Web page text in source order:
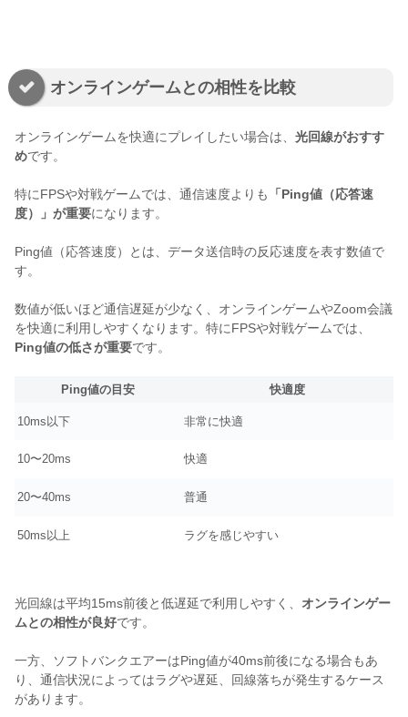
オンラインゲームとの相性を比較
オンラインゲームを快適にプレイしたい場合は、 光回線がおすす
めです。
特にFPSや対戦ゲームでは、通信速度よりも
「Ping値（応答速
度）」が重要になります。
Ping値（応答速度）とは、データ送信時の反応速度を表す数値で
す。
数値が低いほど通信遅延が少なく、オンラインゲームやZoom会議
を快適に利用しやすくなります。特にFPSや対戦ゲームでは、
Ping値の低さが重要です。
Ping値の目安 快適度
10ms以下 非常に快適
10〜20ms 快適
20〜40ms 普通
50ms以上 ラグを感じやすい
光回線は平均15ms前後と低遅延で利用しやすく、 オンラインゲー
ムとの相性が良好です。
一方、ソフトバンクエアーはPing値が40ms前後になる場合もあ
り、通信状況によってはラグや遅延、回線落ちが発生するケース
があります。